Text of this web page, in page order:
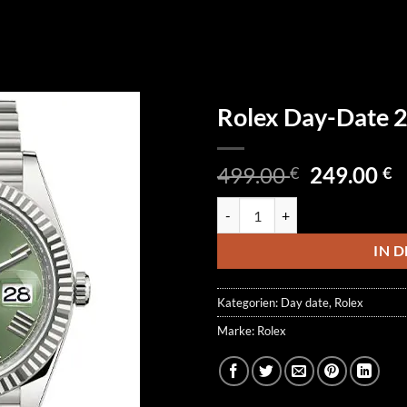
Rolex Day-Date
499.00€
499.00 €
249.00€
IN
Kategorien: Day date, Rolex
Marke: Rolex